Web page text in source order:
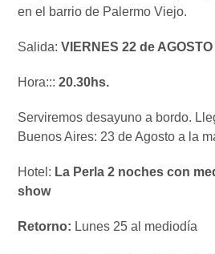
en el barrio de Palermo Viejo.
Salida:VIERNES 22 de AGOSTO
Hora:::20.30hs.
Serviremos desayuno a bordo.
Buenos Aires: 23 de Agosto a la
Hotel: La Perla 2 noches con
show
Retorno: Lunes 25 al mediodía